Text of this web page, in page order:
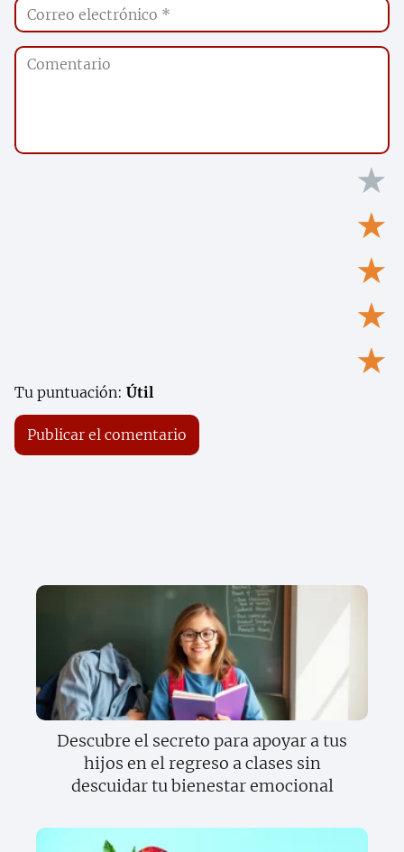
★
★
★
★
★
Tu puntuación: Útil
Descubre el secreto para apoyar a tus
hijos en el regreso a clases sin
descuidar tu bienestar emocional